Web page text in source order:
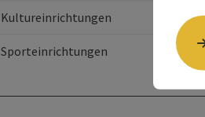
Kultureinrichtungen
Sporteinrichtungen